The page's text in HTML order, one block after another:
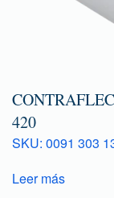
420
SKU: 0091 303
Leer más